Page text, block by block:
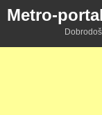
Metro-